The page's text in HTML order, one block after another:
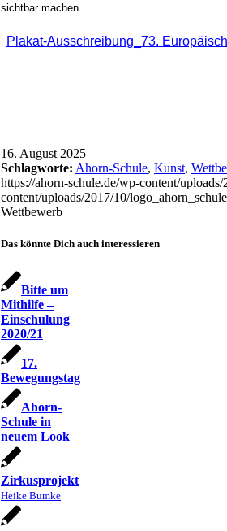
sichtbar machen.
Plakat-Ausschreibung_73.
16. August 2025
Schlagworte: Ahorn-Schule, Kunst,
https://ahorn-schule.de/wp-content/
content/uploads/2017/10/
Wettbewerb
Das könnte Dich auch interessieren
Bitte um
Mithilfe –
Einschulung
2020/21
17.
Bewegungstag
Ahorn-
Schule in
neuem Look
Zirkusprojekt
Heike Bumke